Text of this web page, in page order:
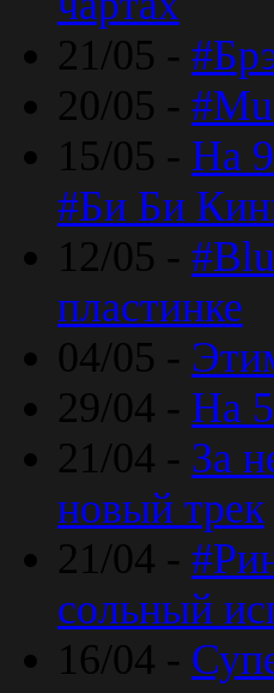
21/05 -
20/05 -
15/05 - На
#Би Би
12/05 -
пластинке
04/05 -
29/04 - На
21/04 - За
новый трек
21/04 -
сольный
16/04 -